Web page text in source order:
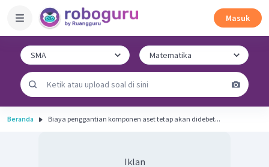
Masuk
Beranda Biaya penggantian komponen aset tetap akan didebet...
Iklan